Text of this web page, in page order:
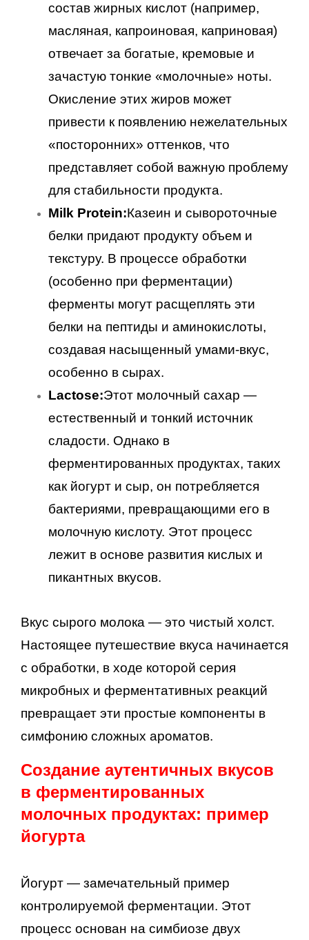
состав жирных кислот (например,
масляная, капроиновая, каприновая)
отвечает за богатые, кремовые и
зачастую тонкие «молочные» ноты.
Окисление этих жиров может
привести к появлению нежелательных
«посторонних» оттенков, что
представляет собой важную проблему
для стабильности продукта.
Milk Protein:Казеин и сывороточные
белки придают продукту объем и
текстуру. В процессе обработки
(особенно при ферментации)
ферменты могут расщеплять эти
белки на пептиды и аминокислоты,
создавая насыщенный умами-вкус,
особенно в сырах.
Lactose:Этот молочный сахар —
естественный и тонкий источник
сладости. Однако в
ферментированных продуктах, таких
как йогурт и сыр, он потребляется
бактериями, превращающими его в
молочную кислоту. Этот процесс
лежит в основе развития кислых и
пикантных вкусов.
Вкус сырого молока — это чистый холст.
Настоящее путешествие вкуса начинается
с обработки, в ходе которой серия
микробных и ферментативных реакций
превращает эти простые компоненты в
симфонию сложных ароматов.
Создание аутентичных вкусов
в ферментированных
молочных продуктах: пример
йогурта
Йогурт — замечательный пример
контролируемой ферментации. Этот
процесс основан на симбиозе двух